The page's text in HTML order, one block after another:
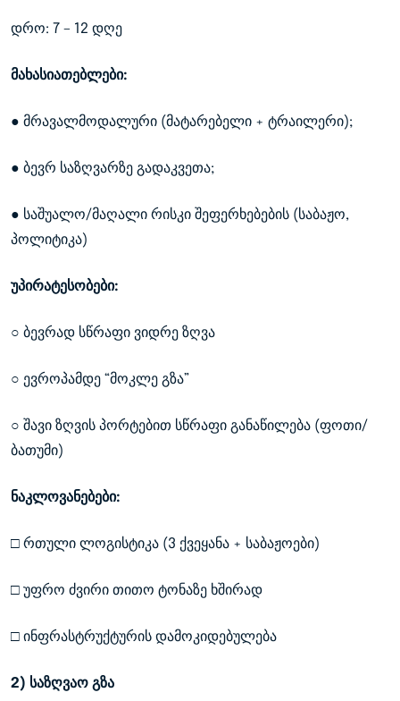
დრო: 7 – 12 დღე
მახასიათებლები:
● მრავალმოდალური (მატარებელი + ტრაილერი);
● ბევრ საზღვარზე გადაკვეთა;
● საშუალო/მაღალი რისკი შეფერხებების (საბაჟო,
პოლიტიკა)
უპირატესობები:
○ ბევრად სწრაფი ვიდრე ზღვა
○ ევროპამდე “მოკლე გზა”
○ შავი ზღვის პორტებით სწრაფი განაწილება (ფოთი/
ბათუმი)
ნაკლოვანებები:
□ რთული ლოგისტიკა (3 ქვეყანა + საბაჟოები)
□ უფრო ძვირი თითო ტონაზე ხშირად
□ ინფრასტრუქტურის დამოკიდებულება
2) საზღვაო გზა